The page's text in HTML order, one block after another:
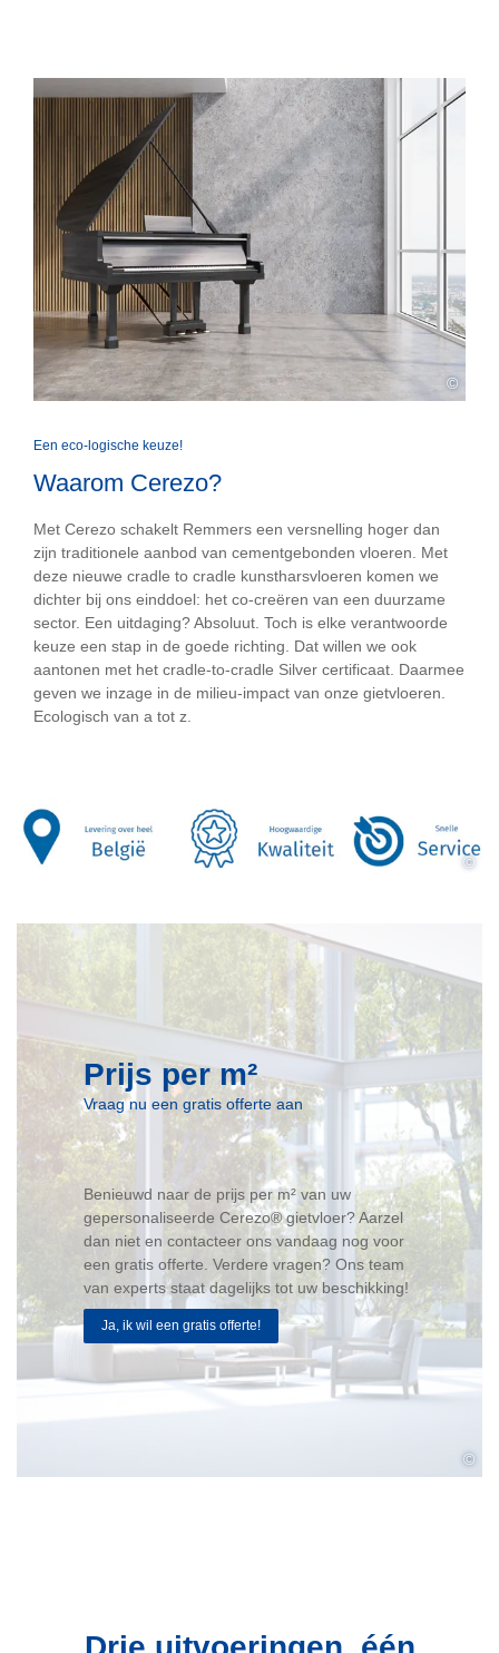
©
Een eco-logische keuze!
Waarom Cerezo?
Met Cerezo schakelt Remmers een versnelling hoger dan
zijn traditionele aanbod van cementgebonden vloeren. Met
deze nieuwe cradle to cradle kunstharsvloeren komen we
dichter bij ons einddoel: het co-creëren van een duurzame
sector. Een uitdaging? Absoluut. Toch is elke verantwoorde
keuze een stap in de goede richting. Dat willen we ook
aantonen met het cradle-to-cradle Silver certificaat. Daarmee
geven we inzage in de milieu-impact van onze gietvloeren.
Ecologisch van a tot z.
©
Prijs per m²
Vraag nu een gratis offerte aan
Benieuwd naar de prijs per m² van uw
gepersonaliseerde Cerezo® gietvloer? Aarzel
dan niet en contacteer ons vandaag nog voor
een gratis offerte. Verdere vragen? Ons team
van experts staat dagelijks tot uw beschikking!
Ja, ik wil een gratis offerte!
©